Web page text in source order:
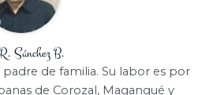
Sánchez B.
de familia. Su labor es por
de Corozal, Magangué y